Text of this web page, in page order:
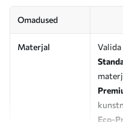
Omadused
Materjal
Eco-